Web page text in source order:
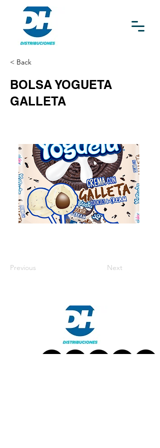
< Back
BOLSA YOGUETA
GALLETA
Previous Next